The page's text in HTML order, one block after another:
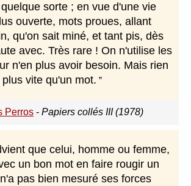
sorte ; en vue d'une vie
ouverte, mots proues, allant
qu'on sait miné, et tant pis, dès
avec. Très rare ! On n'utilise les
n'en plus avoir besoin. Mais rien
vite qu'un mot.
Perros - Papiers collés III (1978)
que celui, homme ou femme,
un bon mot en faire rougir un
pas bien mesuré ses forces